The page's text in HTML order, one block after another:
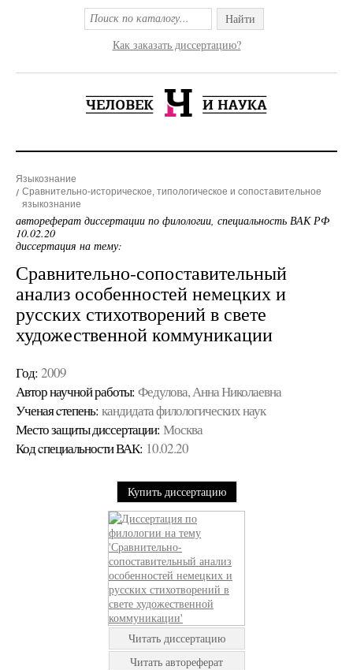
Найти
Как заказать диссертацию?
Языкознание
Сравнительно-историческое, типологическое и сопоставительное
языкознание
автореферат диссертации по филологии, специальность ВАК РФ
10.02.20
диссертация на тему:
Сравнительно-сопоставительный
анализ особенностей немецких и
русских стихотворений в свете
художественной коммуникации
Год: 2009
Автор научной работы: Федулова, Анна Николаевна
Ученая cтепень: кандидата филологических наук
Место защиты диссертации: Москва
Код cпециальности ВАК: 10.02.20
Купить диссертацию
Читать диссертацию
Читать автореферат